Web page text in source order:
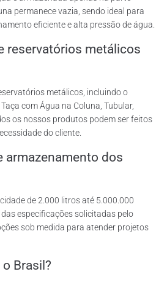
permanece vazia, sendo ideal para
eficiente e alta pressão de água.
reservatórios metálicos
metálicos, incluindo o
com Água na Coluna, Tubular,
os nossos produtos podem ser feitos
do cliente.
armazenamento dos
de 2.000 litros até 5.000.000
especificações solicitadas pelo
sob medida para atender projetos
Brasil?